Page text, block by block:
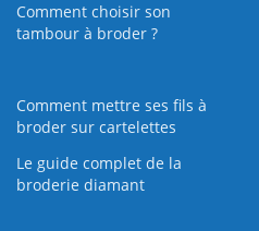
Comment choisir son
tambour à broder ?
Comment mettre ses fils à
broder sur cartelettes
Le guide complet de la
broderie diamant